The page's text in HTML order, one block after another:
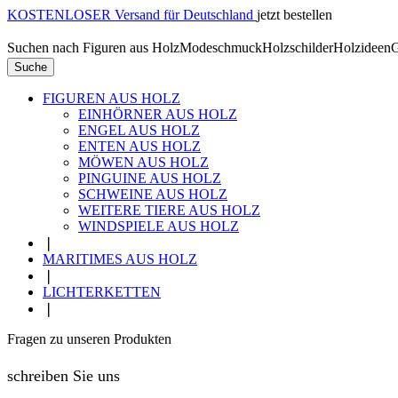
KOSTENLOSER Versand für Deutschland jetzt bestellen
Suchen nach Figuren aus HolzModeschmuckHolzschilderHolzideen
Suche
FIGUREN AUS HOLZ
EINHÖRNER AUS HOLZ
ENGEL AUS HOLZ
ENTEN AUS HOLZ
MÖWEN AUS HOLZ
PINGUINE AUS HOLZ
SCHWEINE AUS HOLZ
WEITERE TIERE AUS HOLZ
WINDSPIELE AUS HOLZ
MARITIMES AUS HOLZ
LICHTERKETTEN
Fragen zu unseren Produkten
schreiben Sie uns